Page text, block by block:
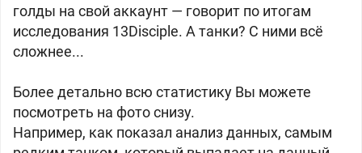
голды на свой аккаунт — говорит по итогам
исследования 13Disciple. А танки? С ними всё
сложнее...
Более детально всю статистику Вы можете
посмотреть на фото снизу.
Например, как показал анализ данных, самым